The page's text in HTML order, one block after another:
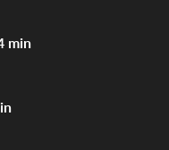
min